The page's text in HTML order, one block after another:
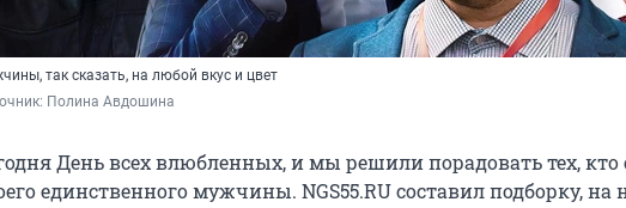
так сказать, на любой вкус и цвет
Полина Авдошина
День всех влюбленных, и мы решили порадовать тех, кто
единственного мужчины. NGS55.RU составил подборку, на